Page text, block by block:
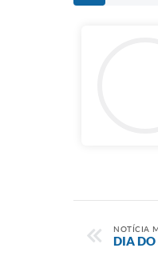
NOTÍCIA
DIA DO